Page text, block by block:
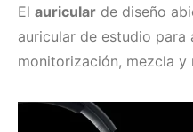
El auricular de diseño
auricular de estudio para
monitorización, mezcla y